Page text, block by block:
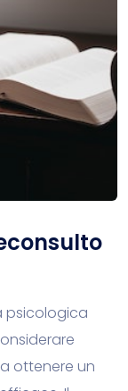
psicologica
ottenere un